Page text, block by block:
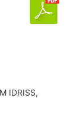
IDRISS,